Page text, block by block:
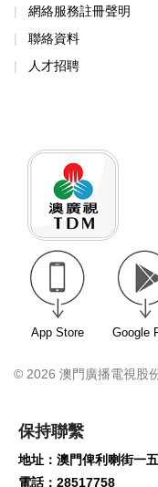
網絡服務註冊聲明
聯絡資料
人才招聘
App Store Google
© 2026 澳門廣播電視股
保持聯繫
地址：澳門俾利喇街一
電話：28517758